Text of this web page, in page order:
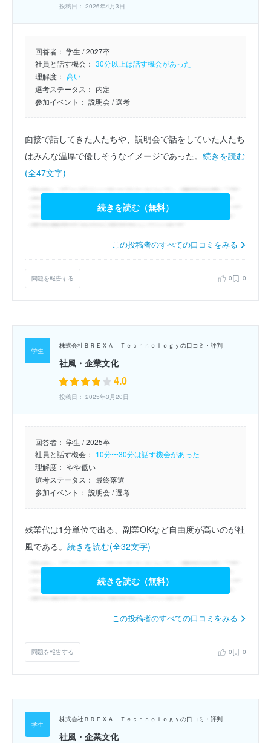
投稿日： 2026年4月3日
回答者： 学生 / 2027卒
社員と話す機会： 30分以上は話す機会があった
理解度： 高い
選考ステータス： 内定
参加イベント： 説明会/ 選考
面接で話してきた人たちや、説明会で話をしていた人たち
はみんな温厚で優しそうなイメージであった。 続きを読む
(全47文字)
続きを読む（無料）
この投稿者のすべての口コミをみる
問題を報告する 0 0
株式会社ＢＲＥＸＡ Ｔｅｃｈｎｏｌｏｇｙの口コミ・評判
社風・企業文化
4.0
投稿日： 2025年3月20日
回答者： 学生 / 2025卒
社員と話す機会： 10分〜30分は話す機会があった
理解度： やや低い
選考ステータス： 最終落選
参加イベント： 説明会/ 選考
残業代は1分単位で出る、副業OKなど自由度が高いのが社
風である。 続きを読む(全32文字)
続きを読む（無料）
この投稿者のすべての口コミをみる
問題を報告する 0 0
株式会社ＢＲＥＸＡ Ｔｅｃｈｎｏｌｏｇｙの口コミ・評判
社風・企業文化